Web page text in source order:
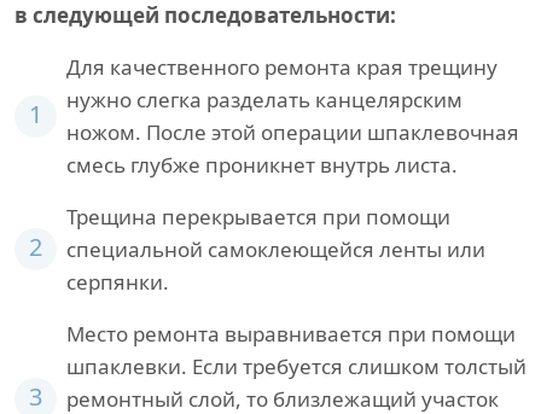
в следующей последовательности:
1
Для качественного ремонта края трещину
нужно слегка разделать канцелярским
ножом. После этой операции шпаклевочная
смесь глубже проникнет внутрь листа.
2
Трещина перекрывается при помощи
специальной самоклеющейся ленты или
серпянки.
3
Место ремонта выравнивается при помощи
шпаклевки. Если требуется слишком толстый
ремонтный слой, то близлежащий участок